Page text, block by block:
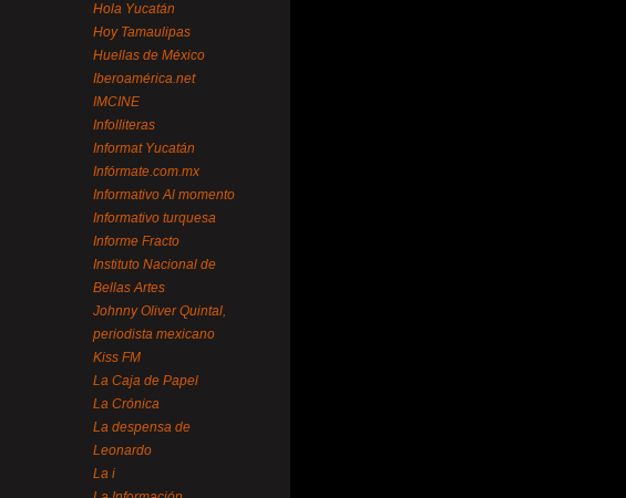
Hola Yucatán
Hoy Tamaulipas
Huellas de México
Iberoamérica.net
IMCINE
Infolliteras
Informat Yucatán
Infórmate.com.mx
Informativo Al momento
Informativo turquesa
Informe Fracto
Instituto Nacional de
Bellas Artes
Johnny Oliver Quintal,
periodista mexicano
Kiss FM
La Caja de Papel
La Crónica
La despensa de
Leonardo
La i